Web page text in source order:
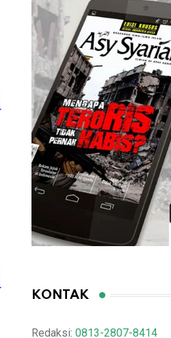
KONTAK
Redaksi: 0813-2807-8414